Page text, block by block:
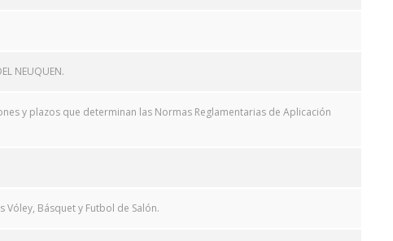
NEUQUEN.
y plazos que determinan las Normas Reglamentarias de Aplicación
Básquet y Futbol de Salón.